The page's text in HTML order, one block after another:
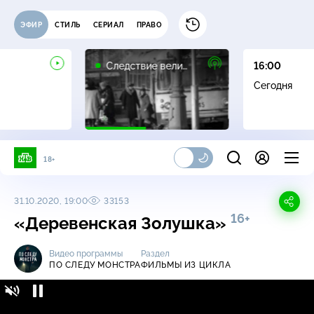
ЭФИР СТИЛЬ СЕРИАЛ ПРАВО
Следствие вели…
16+
16:00
Сегодня
18+
31.10.2020, 19:00 33153
«Деревенская Золушка» 16+
Видео программы
ПО СЛЕДУ МОНСТРА
Раздел
ФИЛЬМЫ ИЗ ЦИКЛА